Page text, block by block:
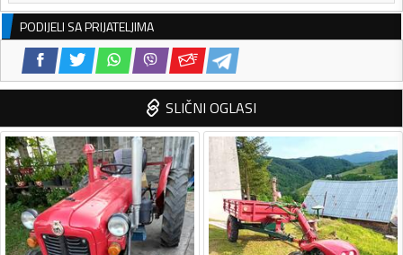
PODIJELI SA PRIJATELJIMA
SLIČNI OGLASI